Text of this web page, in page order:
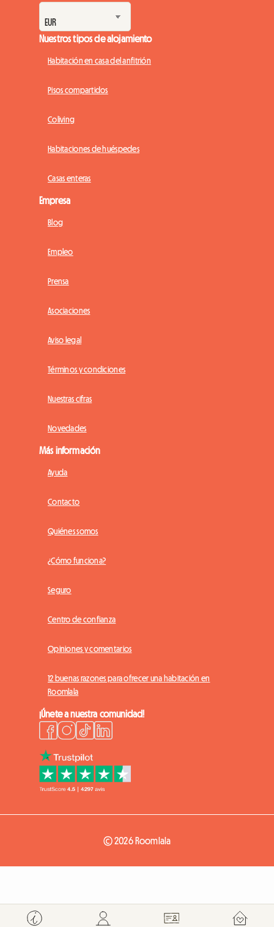
Nuestros tipos de alojamiento
Habitación en casa del anfitrión
Pisos compartidos
Coliving
Habitaciones de huéspedes
Casas enteras
Empresa
Blog
Empleo
Prensa
Asociaciones
Aviso legal
Términos y condiciones
Nuestras cifras
Novedades
Más información
Ayuda
Contacto
Quiénes somos
¿Cómo funciona?
Seguro
Centro de confianza
Opiniones y comentarios
12 buenas razones para ofrecer una habitación en
Roomlala
¡Únete a nuestra comunidad!
© 2026 Roomlala